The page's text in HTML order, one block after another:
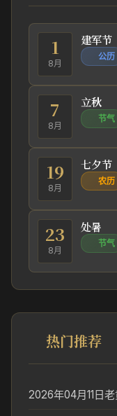
1
8月
建军节
公历
7
8月
立秋
节气
19
8月
七夕节
农历
23
8月
处暑
节气
热门推荐